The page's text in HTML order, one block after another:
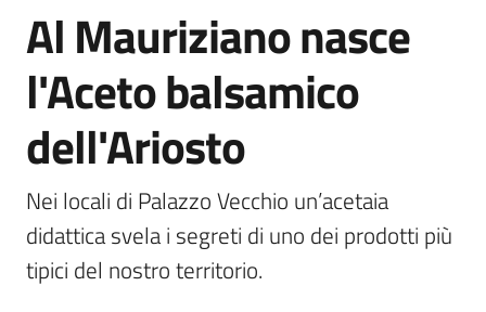
Amministrazione
Servizi
Novità
Menu selezionato
Vivere
Reggio
Emilia
Salta al contenuto
Al Mauriziano nasce
l'Aceto balsamico
dell'Ariosto
Nei locali di Palazzo Vecchio un’acetaia
didattica svela i segreti di uno dei prodotti più
tipici del nostro territorio.